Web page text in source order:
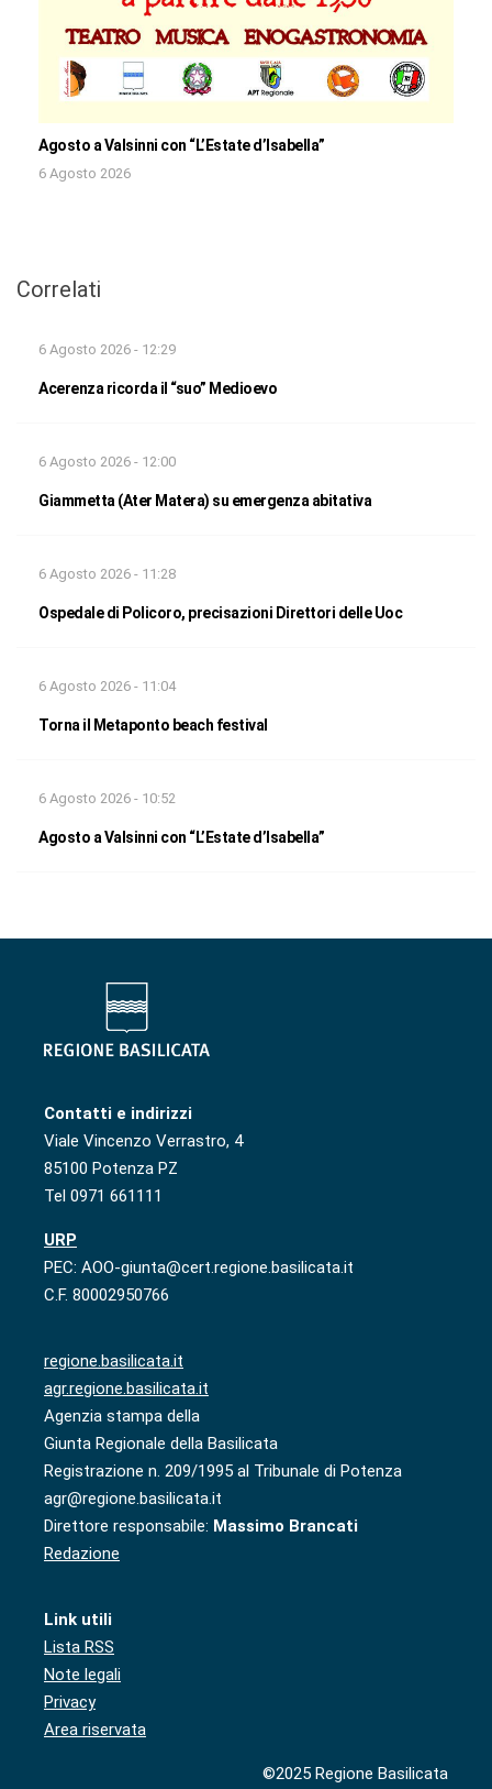
Agosto a Valsinni con “L’Estate d’Isabella”
6 Agosto 2026
Correlati
6 Agosto 2026 - 12:29
Acerenza ricorda il “suo” Medioevo
6 Agosto 2026 - 12:00
Giammetta (Ater Matera) su emergenza abitativa
6 Agosto 2026 - 11:28
Ospedale di Policoro, precisazioni Direttori delle Uoc
6 Agosto 2026 - 11:04
Torna il Metaponto beach festival
6 Agosto 2026 - 10:52
Agosto a Valsinni con “L’Estate d’Isabella”
Contatti e indirizzi
Viale Vincenzo Verrastro, 4
85100 Potenza PZ
Tel 0971 661111
URP
PEC: AOO-giunta@cert.regione.basilicata.it
C.F. 80002950766
regione.basilicata.it
agr.regione.basilicata.it
Agenzia stampa della
Giunta Regionale della Basilicata
Registrazione n. 209/1995 al Tribunale di Potenza
agr@regione.basilicata.it
Direttore responsabile: Massimo Brancati
Redazione
Link utili
Lista RSS
Note legali
Privacy
Area riservata
©2025 Regione Basilicata